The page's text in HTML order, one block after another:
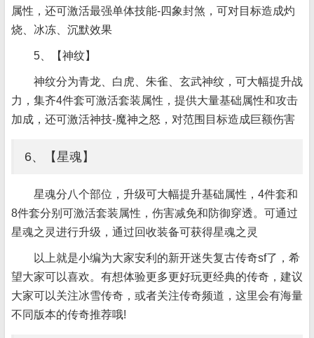
属性，还可激活最强单体技能-四象封煞，可对目标造成灼
烧、冰冻、沉默效果
5、【神纹】
神纹分为青龙、白虎、朱雀、玄武神纹，可大幅提升战
力，集齐4件套可激活套装属性，提供大量基础属性和攻击
加成，还可激活神技-魔神之怒，对范围目标造成巨额伤害
6、【星魂】
星魂分八个部位，升级可大幅提升基础属性，4件套和
8件套分别可激活套装属性，伤害减免和防御穿透。可通过
星魂之灵进行升级，通过回收装备可获得星魂之灵
以上就是小编为大家安利的新开迷失复古传奇sf了，希
望大家可以喜欢。有想体验更多更好玩更经典的传奇，建议
大家可以关注冰雪传奇，或者关注传奇频道，这里会有海量
不同版本的传奇推荐哦!